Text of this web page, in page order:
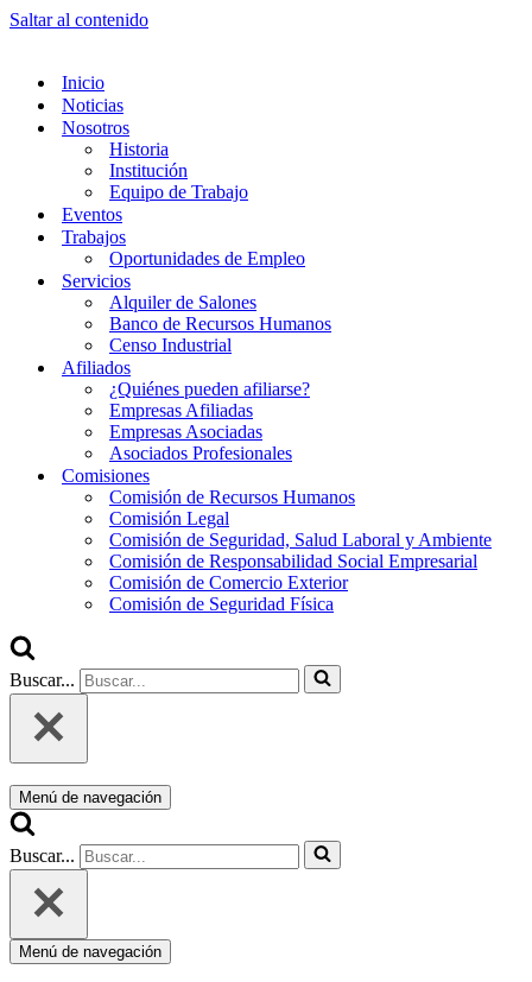
Saltar al contenido
Inicio
Noticias
Nosotros
Historia
Institución
Equipo de Trabajo
Eventos
Trabajos
Oportunidades de Empleo
Servicios
Alquiler de Salones
Banco de Recursos Humanos
Censo Industrial
Afiliados
¿Quiénes pueden afiliarse?
Empresas Afiliadas
Empresas Asociadas
Asociados Profesionales
Comisiones
Comisión de Recursos Humanos
Comisión Legal
Comisión de Seguridad, Salud Laboral y Ambiente
Comisión de Responsabilidad Social Empresarial
Comisión de Comercio Exterior
Comisión de Seguridad Física
Buscar...
Menú de navegación
Buscar...
Menú de navegación